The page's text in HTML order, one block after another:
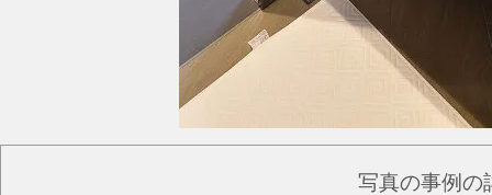
写真の事例の